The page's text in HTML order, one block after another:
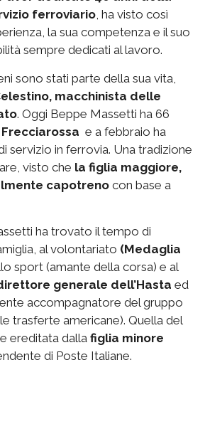
ferroviario , ha visto così
la sua competenza e il suo
sempre dedicati al lavoro.
sono stati parte della sua vita,
macchinista delle
. Oggi Beppe Massetti ha 66
e a febbraio ha
servizio in ferrovia. Una tradizione
visto che la figlia maggiore,
capotreno con base a
ha trovato il tempo di
al volontariato (Medaglia
sport (amante della corsa) e al
generale dell’Hasta ed
accompagnatore del gruppo
trasferte americane). Quella del
ereditata dalla figlia minore
di Poste Italiane.